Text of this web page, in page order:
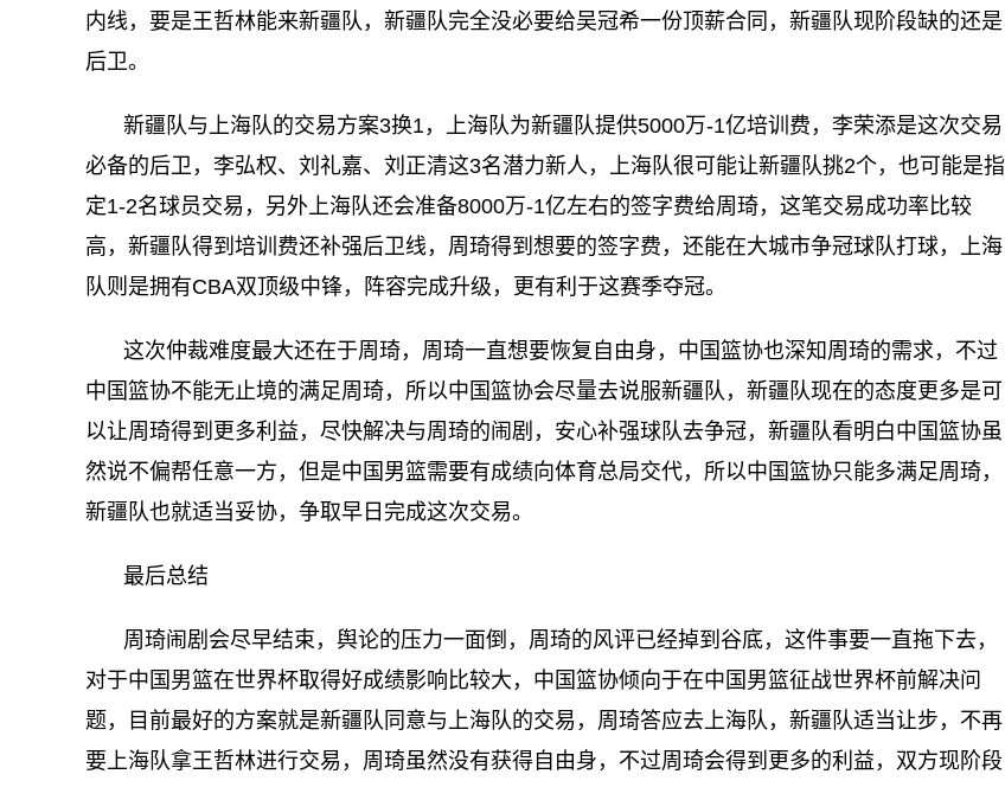
内线，要是王哲林能来新疆队，新疆队完全没必要给吴冠希一份顶薪合同，新疆队现阶段缺的还是
后卫。
新疆队与上海队的交易方案3换1，上海队为新疆队提供5000万-1亿培训费，李荣添是这次交易
必备的后卫，李弘权、刘礼嘉、刘正清这3名潜力新人，上海队很可能让新疆队挑2个，也可能是指
定1-2名球员交易，另外上海队还会准备8000万-1亿左右的签字费给周琦，这笔交易成功率比较
高，新疆队得到培训费还补强后卫线，周琦得到想要的签字费，还能在大城市争冠球队打球，上海
队则是拥有CBA双顶级中锋，阵容完成升级，更有利于这赛季夺冠。
这次仲裁难度最大还在于周琦，周琦一直想要恢复自由身，中国篮协也深知周琦的需求，不过
中国篮协不能无止境的满足周琦，所以中国篮协会尽量去说服新疆队，新疆队现在的态度更多是可
以让周琦得到更多利益，尽快解决与周琦的闹剧，安心补强球队去争冠，新疆队看明白中国篮协虽
然说不偏帮任意一方，但是中国男篮需要有成绩向体育总局交代，所以中国篮协只能多满足周琦，
新疆队也就适当妥协，争取早日完成这次交易。
最后总结
周琦闹剧会尽早结束，舆论的压力一面倒，周琦的风评已经掉到谷底，这件事要一直拖下去，
对于中国男篮在世界杯取得好成绩影响比较大，中国篮协倾向于在中国男篮征战世界杯前解决问
题，目前最好的方案就是新疆队同意与上海队的交易，周琦答应去上海队，新疆队适当让步，不再
要上海队拿王哲林进行交易，周琦虽然没有获得自由身，不过周琦会得到更多的利益，双方现阶段